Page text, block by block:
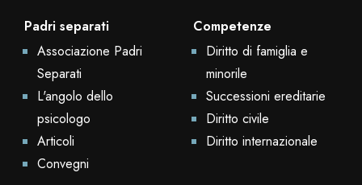
Padri separati
Associazione Padri
Separati
L'angolo dello
psicologo
Articoli
Convegni
Competenze
Diritto di famiglia e
minorile
Successioni ereditarie
Diritto civile
Diritto internazionale